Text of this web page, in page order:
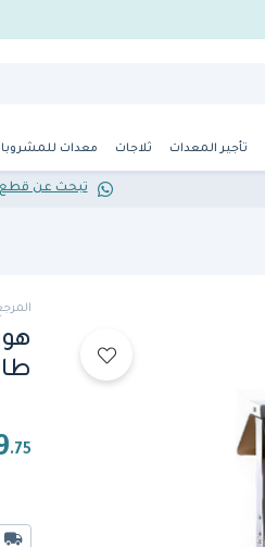
تأجير المعدات ثلاجات معدات
تبحث عن قطع
المرجع:
.75